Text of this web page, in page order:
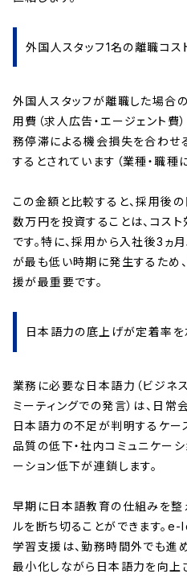
外国人スタッフ1名の離職コ
外国人スタッフが離職した場合
用費（求人広告・エージェント費
務停滞による機会損失を合わせ
するとされています（業種・職種
この金額と比較すると、採用後
数万円を投資することは、コス
です。特に、採用から入社後3
が最も低い時期に発生するため
援が最重要です。
日本語力の底上げが定着率を
業務に必要な日本語力（ビジネ
ミーティングでの発言）は、日常
日本語力の不足が判明するケー
品質の低下・社内コミュニケーシ
ーション低下が連鎖します。
早期に日本語教育の仕組みを整
ルを断ち切ることができます。
学習支援は、勤務時間外でも進
最小化しながら日本語力を向上